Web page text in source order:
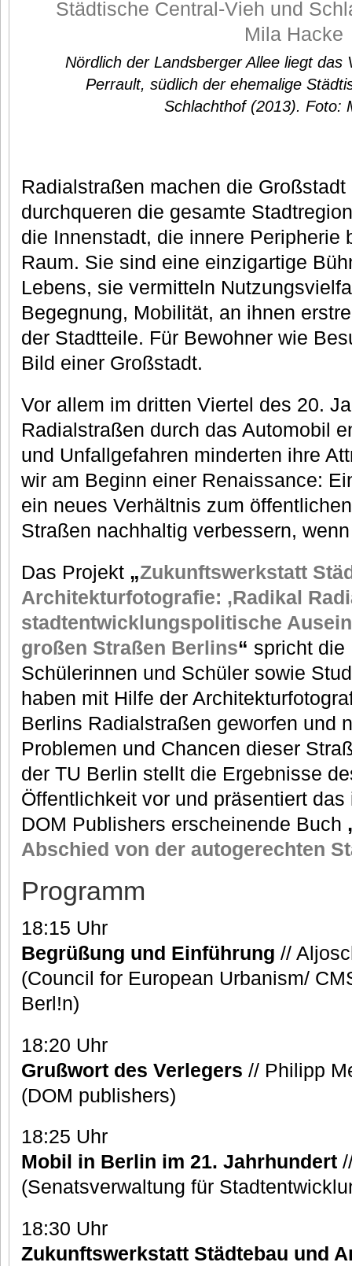
Nördlich der Landsberger Allee liegt das
Perrault, südlich der ehemalige
Schlachthof (2013). Foto:
Radialstraßen machen die
durchqueren die gesamte
die Innenstadt, die innere Peripherie
Raum. Sie sind eine einzigartige
Lebens, sie vermitteln
Begegnung, Mobilität, an ihnen
der Stadtteile. Für Bewohner wie
Bild einer Großstadt.
Vor allem im dritten Viertel des 20.
Radialstraßen durch das Automobil
und Unfallgefahren minderten ihre
wir am Beginn einer Renaissance:
ein neues Verhältnis zum
Straßen nachhaltig verbessern,
Das Projekt „Zukunftswerkstatt
Architekturfotografie: ‚Radikal
stadtentwicklungspolitische
großen Straßen Berlins“ spricht die
Schülerinnen und Schüler sowie
haben mit Hilfe der
Berlins Radialstraßen geworfen und
Problemen und Chancen dieser
der TU Berlin stellt die Ergebnisse
Öffentlichkeit vor und präsentiert
DOM Publishers erscheinende Buch
Abschied von der autogerechten
Programm
18:15 Uhr
Begrüßung und Einführung //
(Council for European Urbanism/
Berl!n)
18:20 Uhr
Grußwort des Verlegers // Philipp
(DOM publishers)
18:25 Uhr
Mobil in Berlin im 21. Jahrhundert
(Senatsverwaltung für
18:30 Uhr
Zukunftswerkstatt Städtebau und